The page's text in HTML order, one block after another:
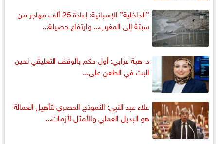
”الداخلية” الإسبانية: إعادة 25 ألف مهاجر من
سبتة إلى المغرب... وارتفاع حصيلة...
د. هبة عرابي: أول حكم بالوقف التعليقي لحين
البت في الطعن على...
علاء عبد النبي: النموذج المصري لتأهيل العمالة
هو البديل العملي والأمثل لأزمات...